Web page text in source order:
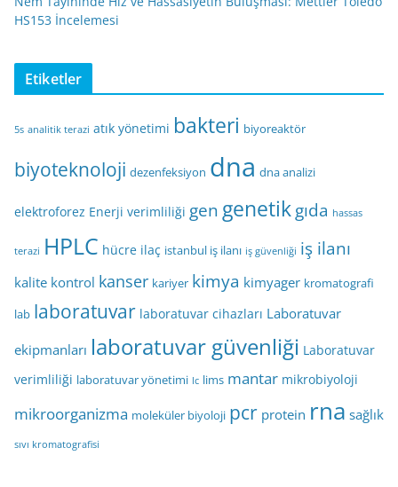
HS153 İncelemesi
Etiketler
5s analitik terazi atık yönetimi bakteri biyoreaktör
biyoteknoloji dezenfeksiyon dna dna analizi
elektroforez Enerji verimliliği gengenetikgıda hassas
terazi HPLC hücre ilaç istanbul iş ilanı iş güvenliği iş ilanı
kalite kontrol kanser kariyer kimya kimyager kromatografi
lab laboratuvar laboratuvar cihazları Laboratuvar
ekipmanları laboratuvar güvenliği Laboratuvar
verimliliği laboratuvar yönetimi lc lims mantar mikrobiyoloji
mikroorganizma moleküler biyoloji pcr protein rna sağlık
sıvı kromatografisi